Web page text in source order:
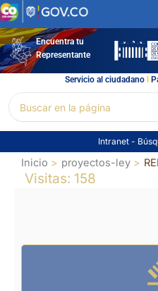
Ir
al
contenidoEncuentra tu
Representante
Servicio al ciudadano l
por:
Intranet -
Inicio proyectos-ley
Visitas: 158